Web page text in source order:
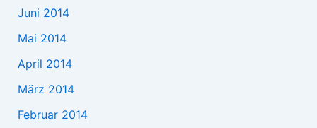
Juni 2014
Mai 2014
April 2014
März 2014
Februar 2014